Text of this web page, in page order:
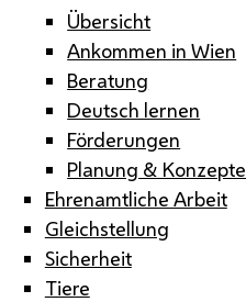
Übersicht
Ankommen in Wien
Beratung
Deutsch lernen
Förderungen
Planung & Konzepte
Ehrenamtliche Arbeit
Gleichstellung
Sicherheit
Tiere